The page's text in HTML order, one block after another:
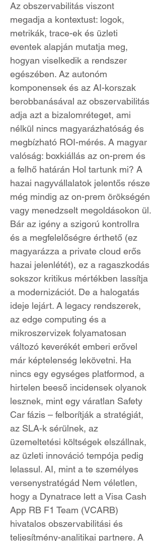
Az obszervabilitás viszont
megadja a kontextust: logok,
metrikák, trace-ek és üzleti
eventek alapján mutatja meg,
hogyan viselkedik a rendszer
egészében. Az autonóm
komponensek és az AI-korszak
berobbanásával az obszervabilitás
adja azt a bizalomréteget, ami
nélkül nincs magyarázhatóság és
megbízható ROI-mérés. A magyar
valóság: boxkiállás az on-prem és
a felhő határán Hol tartunk mi? A
hazai nagyvállalatok jelentős része
még mindig az on-prem örökségén
vagy menedzselt megoldásokon ül.
Bár az igény a szigorú kontrollra
és a megfelelőségre érthető (ez
magyarázza a private cloud erős
hazai jelenlétét), ez a ragaszkodás
sokszor kritikus mértékben lassítja
a modernizációt. De a halogatás
ideje lejárt. A legacy rendszerek,
az edge computing és a
mikroszervizek folyamatosan
változó keverékét emberi erővel
már képtelenség lekövetni. Ha
nincs egy egységes platformod, a
hirtelen beeső incidensek olyanok
lesznek, mint egy váratlan Safety
Car fázis – felborítják a stratégiát,
az SLA-k sérülnek, az
üzemeltetési költségek elszállnak,
az üzleti innováció tempója pedig
lelassul. AI, mint a te személyes
versenystratégád Nem véletlen,
hogy a Dynatrace lett a Visa Cash
App RB F1 Team (VCARB)
hivatalos obszervabilitási és
teljesítmény-analitikai partnere. A